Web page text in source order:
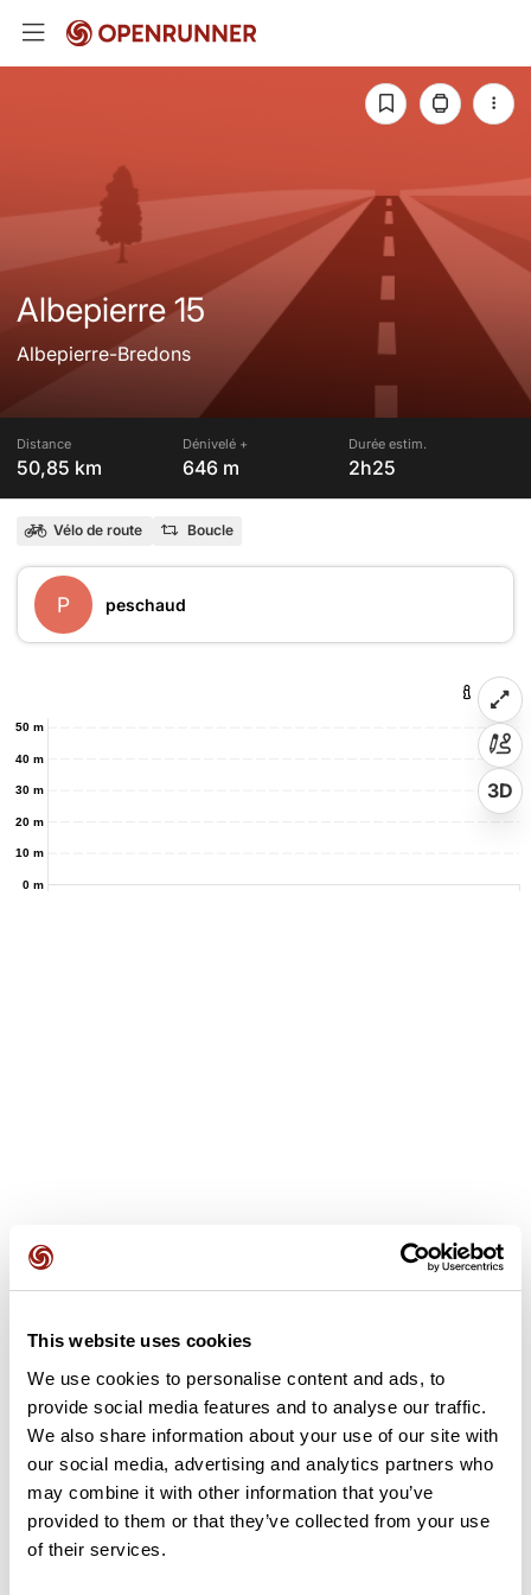
This website uses cookies
We use cookies to personalise content and ads, to
provide social media features and to analyse our traffic.
We also share information about your use of our site with
our social media, advertising and analytics partners who
may combine it with other information that you’ve
provided to them or that they’ve collected from your use
of their services.
Albepierre 15
Albepierre-Bredons
Distance
50,85 km
Dénivelé +
646 m
Durée estim.
2h25
Vélo de route Boucle
P peschaud
0 m
10 m
20 m
30 m
40 m
50 m
3D
Avis des utilisateurs
Soyez le premier à ajouter un avis !
Ajouter un avis
Résumé